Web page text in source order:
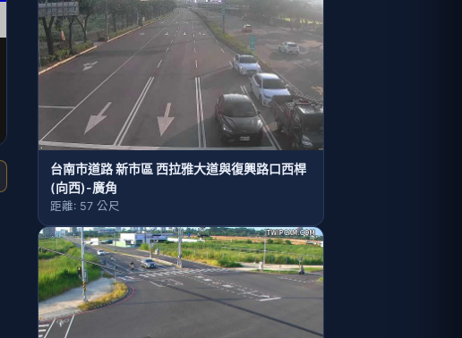
台南市道路 新市區 西拉雅大道與復興路口西桿
(向西)-廣角
距離: 57 公尺